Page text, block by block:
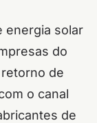
energia solar
do
de
o canal
de